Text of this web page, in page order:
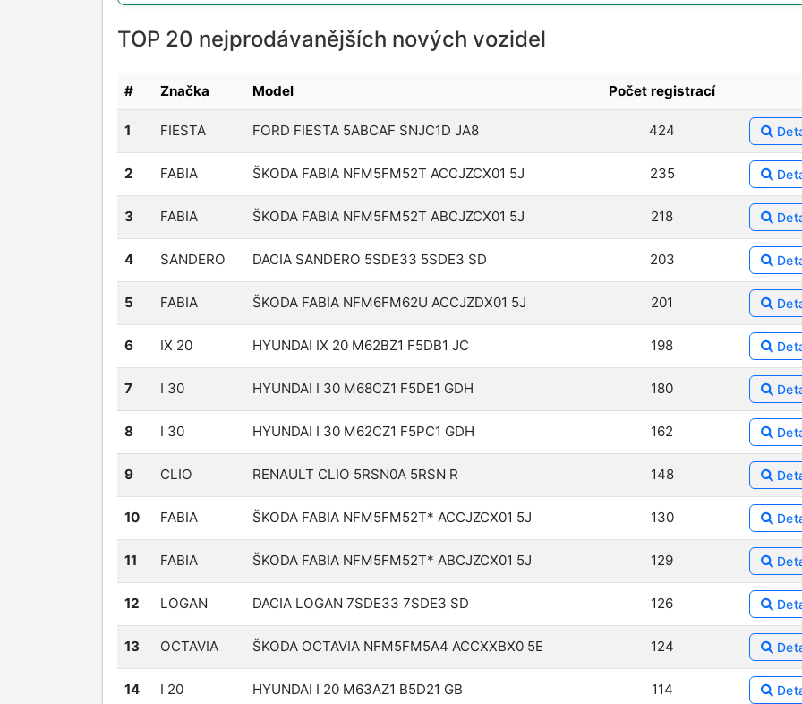
TOP 20 nejprodávanějších nových vozidel
# Značka Model Počet registrací
1 FIESTA FORD FIESTA 5ABCAF SNJC1D JA8 424
2 FABIA ŠKODA FABIA NFM5FM52T ACCJZCX01 5J 235
3 FABIA ŠKODA FABIA NFM5FM52T ABCJZCX01 5J 218
4 SANDERO DACIA SANDERO 5SDE33 5SDE3 SD 203
5 FABIA ŠKODA FABIA NFM6FM62U ACCJZDX01 5J 201
6 IX 20 HYUNDAI IX 20 M62BZ1 F5DB1 JC 198
7 I 30 HYUNDAI I 30 M68CZ1 F5DE1 GDH 180
8 I 30 HYUNDAI I 30 M62CZ1 F5PC1 GDH 162
9 CLIO RENAULT CLIO 5RSN0A 5RSN R 148
10 FABIA ŠKODA FABIA NFM5FM52T* ACCJZCX01 5J 130
11 FABIA ŠKODA FABIA NFM5FM52T* ABCJZCX01 5J 129
12 LOGAN DACIA LOGAN 7SDE33 7SDE3 SD 126
13 OCTAVIA ŠKODA OCTAVIA NFM5FM5A4 ACCXXBX0 5E 124
14 I 20 HYUNDAI I 20 M63AZ1 B5D21 GB 114